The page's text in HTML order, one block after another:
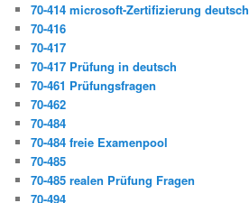
70-414 microsoft-Zertifizierung deutsch
70-416
70-417
70-417 Prüfung in deutsch
70-461 Prüfungsfragen
70-462
70-484
70-484 freie Examenpool
70-485
70-485 realen Prüfung Fragen
70-494